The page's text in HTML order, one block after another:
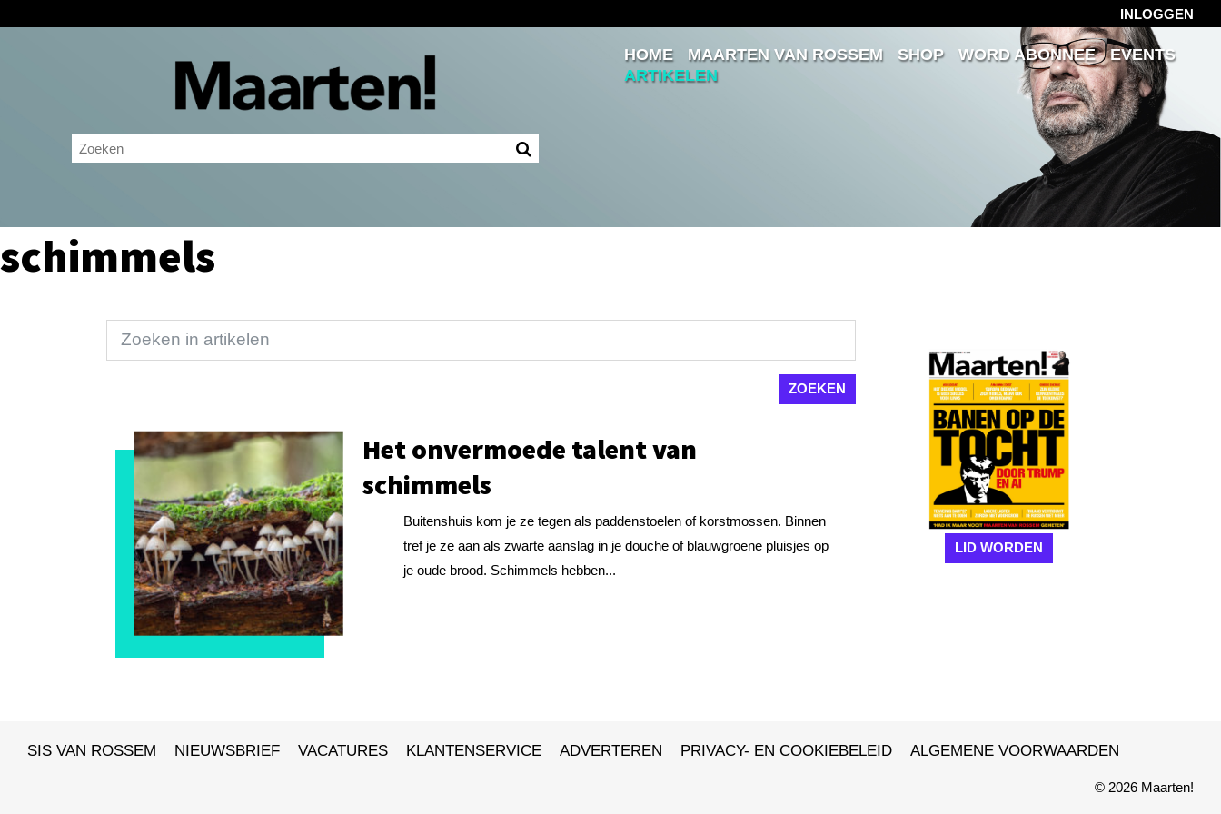
INLOGGEN
Inloggen
Ingelogd blijven
HOME MAARTEN VAN ROSSEM SHOP WORD ABONNEE
EVENTS
ARTIKELEN
schimmels
Het onvermoede talent van
schimmels
Buitenshuis kom je ze tegen als paddenstoelen of korstmossen. Binnen
tref je ze aan als zwarte aanslag in je douche of blauwgroene pluisjes op
je oude brood. Schimmels hebben...
LID WORDEN
SIS VAN ROSSEM NIEUWSBRIEF VACATURES KLANTENSERVICE ADVERTEREN PRIVACY- EN COOKIEBELEID ALGEMENE VOORWAARDEN
© 2026 Maarten!